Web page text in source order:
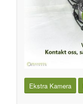
Ekstra Kamera